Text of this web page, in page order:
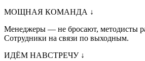
МОЩНАЯ КОМАНДА ↓
Менеджеры — не бросают, методисты
Сотрудники на связи по выходным.
ИДЁМ НАВСТРЕЧУ ↓